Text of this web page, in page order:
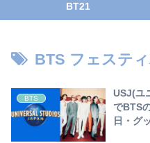
BT21
BTS フェステ
BTS
USJ(ユ
でBTS
日・グ